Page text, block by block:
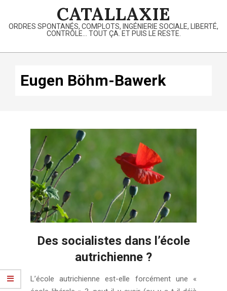
content
CATALLAXIE
ORDRES SPONTANÉS, COMPLOTS, INGÉNIERIE SOCIALE, LIBERTÉ,
CONTRÔLE… TOUT ÇA. ET PUIS LE RESTE.
Primary
Eugen Böhm-Bawerk
Des socialistes dans l’école
autrichienne ?
05-
L’école autrichienne est-elle forcément une «